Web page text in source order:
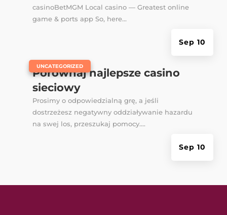
Sep 10
casinoBetMGM Local casino — Greatest online
game & ports app So, here...
Porównaj najlepsze casino
sieciowy
Sep 10
UNCATEGORIZED
Prosimy o odpowiedzialną grę, a jeśli
dostrzeżesz negatywny oddziaływanie hazardu
na swej los, przeszukaj pomocy....